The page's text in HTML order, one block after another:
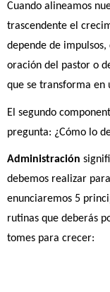
Cuando alineamos
trascendente el
depende de
oración del pastor o
que se transforma en
El segundo
pregunta: ¿Cómo lo
Administración
debemos realizar
enunciaremos 5
rutinas que deberás
tomes para crecer: